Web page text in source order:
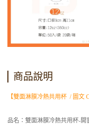
商品說明
【雙面淋膜冷熱共用杯 / 圖文
品名：雙面淋膜冷熱共用杯-開